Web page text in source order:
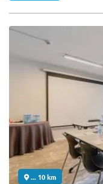
... 10 km